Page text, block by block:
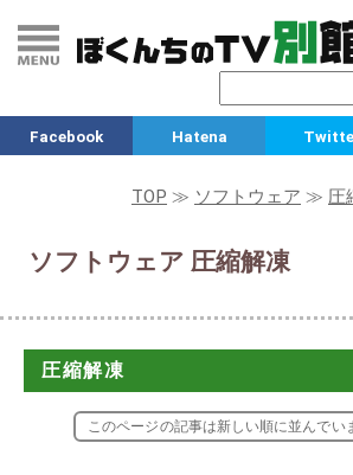
Facebook Hatena
TOP ≫ ソフトウェア ≫ 圧
ソフトウェア 圧縮解凍
圧縮解凍
このページの記事は新しい順に並んでい